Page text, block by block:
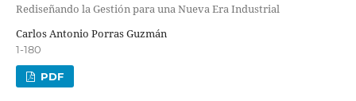
Rediseñando la Gestión para una Nueva Era Industrial
Carlos Antonio Porras Guzmán
1-180
PDF